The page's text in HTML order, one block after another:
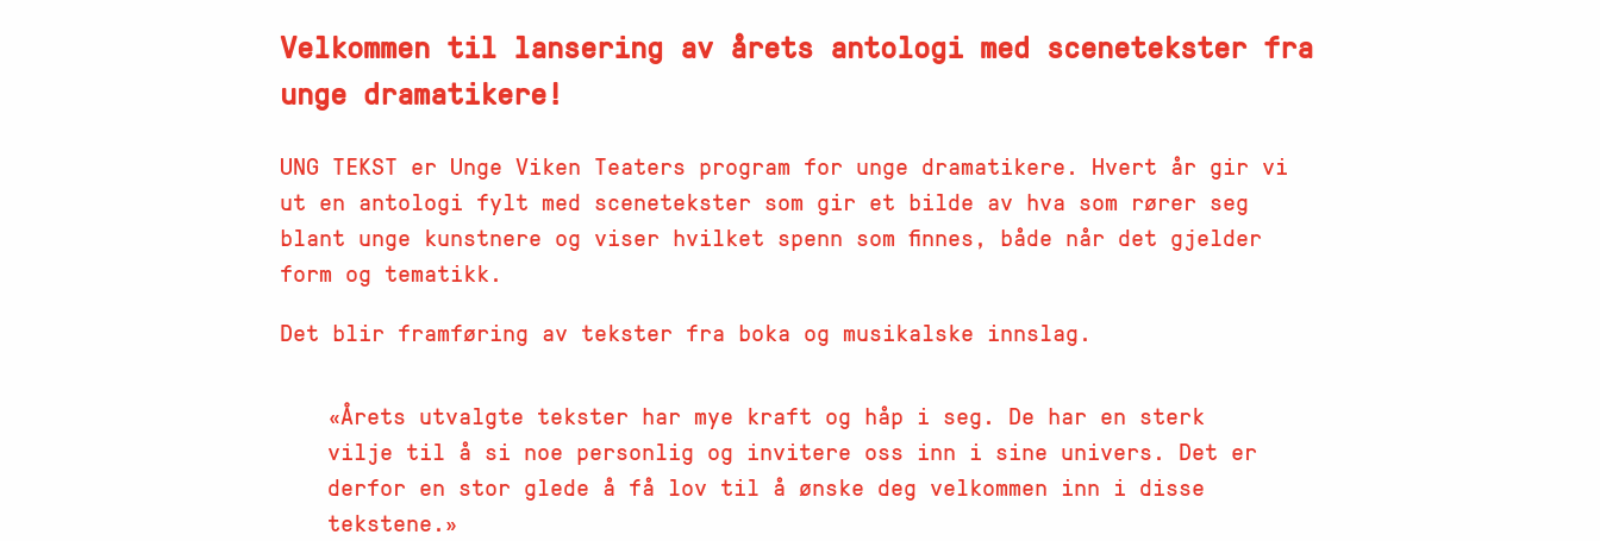
Velkommen til lansering av årets antologi med scenetekster fra
unge dramatikere!
UNG TEKST er Unge Viken Teaters program for unge dramatikere. Hvert år gir vi
ut en antologi fylt med scenetekster som gir et bilde av hva som rører seg
blant unge kunstnere og viser hvilket spenn som finnes, både når det gjelder
form og tematikk.
Det blir framføring av tekster fra boka og musikalske innslag.
Årets utvalgte tekster har mye kraft og håp i seg. De har en sterk
vilje til å si noe personlig og invitere oss inn i sine univers. Det er
derfor en stor glede å få lov til å ønske deg velkommen inn i disse
tekstene.